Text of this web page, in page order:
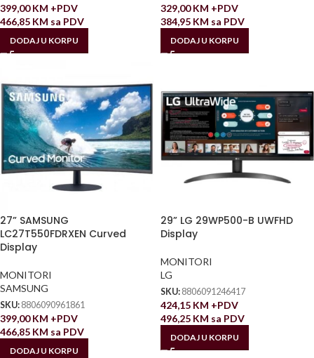
399,00KM +PDV
466,85 KM sa PDV
DODAJ U KORPU
329,00KM +PDV
384,95 KM sa PDV
DODAJ U KORPU
27” SAMSUNG
LC27T550FDRXEN Curved
Display
MONITORI
SAMSUNG
SKU: 8806090961861
399,00KM +PDV
466,85 KM sa PDV
DODAJ U KORPU
29” LG 29WP500-B UWFHD
Display
MONITORI
LG
SKU: 8806091246417
424,15 KM +PDV
496,25 KM sa PDV
DODAJ U KORPU